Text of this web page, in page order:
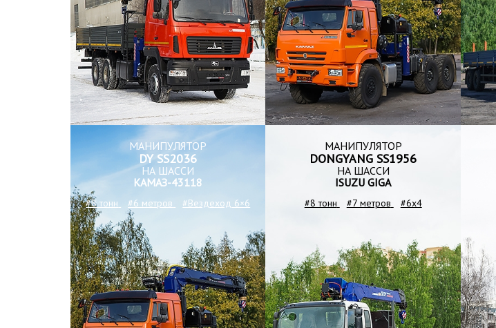
МАНИПУЛЯТОР
DY SS2036
НА ШАССИ
КАМАЗ-43118
#8 тонн #6 метров #Вездеход 6×6
МАНИПУЛЯТОР
DONGYANG SS1956
НА ШАССИ
ISUZU GIGA
#8 тонн #7 метров #6x4